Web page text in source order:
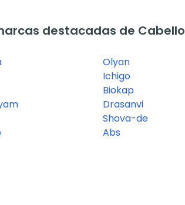
destacadas de Cabello
Olyan
Ichigo
Biokap
Drasanvi
Shova-de
Abs